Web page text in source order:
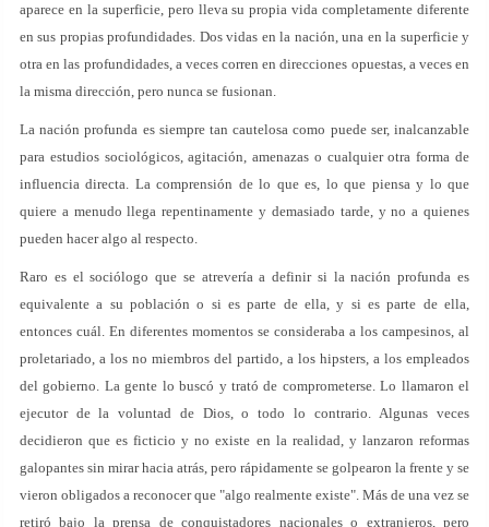
aparece en la superficie, pero lleva su propia vida completamente diferente
en sus propias profundidades. Dos vidas en la nación, una en la superficie y
otra en las profundidades, a veces corren en direcciones opuestas, a veces en
la misma dirección, pero nunca se fusionan.
La nación profunda es siempre tan cautelosa como puede ser, inalcanzable
para estudios sociológicos, agitación, amenazas o cualquier otra forma de
influencia directa. La comprensión de lo que es, lo que piensa y lo que
quiere a menudo llega repentinamente y demasiado tarde, y no a quienes
pueden hacer algo al respecto.
Raro es el sociólogo que se atrevería a definir si la nación profunda es
equivalente a su población o si es parte de ella, y si es parte de ella,
entonces cuál. En diferentes momentos se consideraba a los campesinos, al
proletariado, a los no miembros del partido, a los hipsters, a los empleados
del gobierno. La gente lo buscó y trató de comprometerse. Lo llamaron el
ejecutor de la voluntad de Dios, o todo lo contrario. Algunas veces
decidieron que es ficticio y no existe en la realidad, y lanzaron reformas
galopantes sin mirar hacia atrás, pero rápidamente se golpearon la frente y se
vieron obligados a reconocer que "algo realmente existe". Más de una vez se
retiró bajo la prensa de conquistadores nacionales o extranjeros, pero